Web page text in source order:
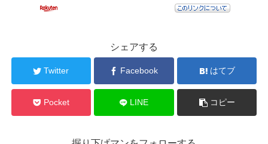
シェアする
Twitter Facebook はてブ
Pocket LINE コピー